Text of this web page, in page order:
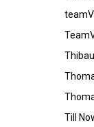
Till